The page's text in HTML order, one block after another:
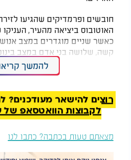
חובשים ופרמדיקים שהגיעו
האוטובוס ביציאה מהעיר, העניקו
כאשר שניים מוגדרים במצב
קשה, שלושה בני אדם במצב
הפצועים הועברו לבתי החולים
צדק והדסה הר הצופים - לקבלת
להמשך
רוצים להישאר מעודכנים?
לקבוצות הוואטסאפ של ערוץ
מצאתם טעות בכתבה? כתבו לנו